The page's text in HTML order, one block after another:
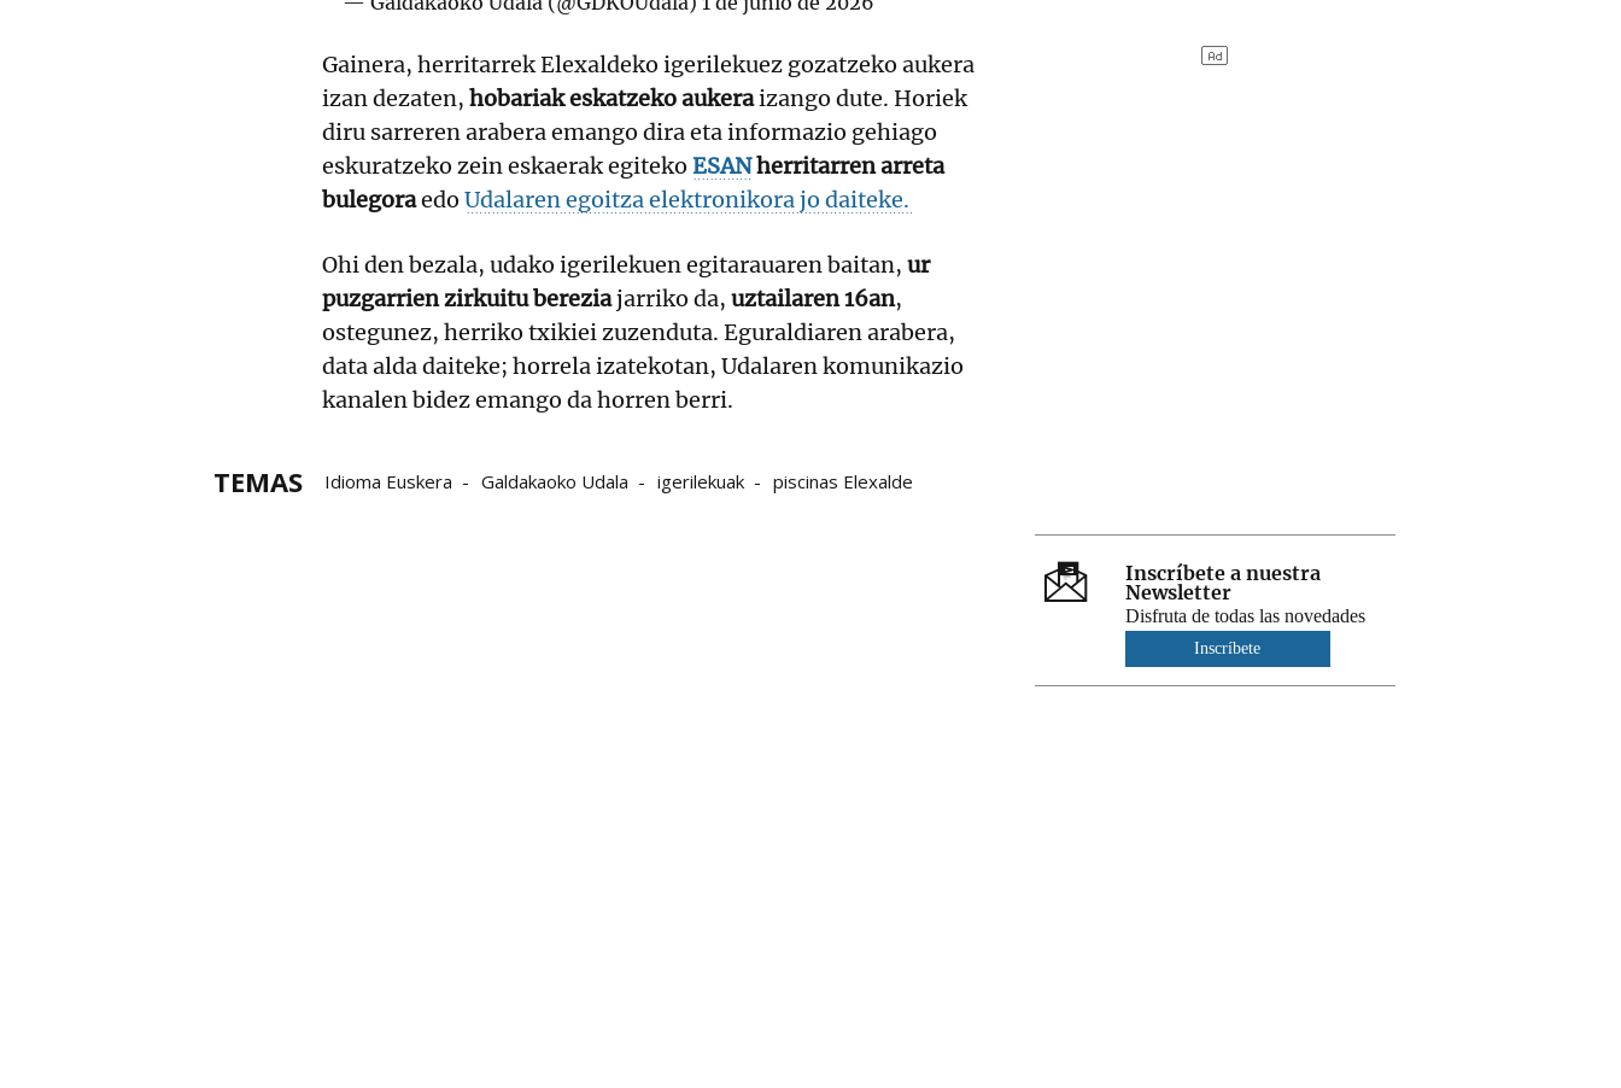
Gainera, herritarrek Elexaldeko igerilekuez gozatzeko aukera
izan dezaten, hobariak eskatzeko aukeraizango dute. Horiek
diru sarreren arabera emango dira eta informazio gehiago
eskuratzeko zein eskaerak egiteko ESANherritarren arreta
bulegoraedo Udalaren egoitza elektronikora jo daiteke.
Ohi den bezala, udako igerilekuen egitarauaren baitan, ur
puzgarrien zirkuitu bereziajarriko da, uztailaren 16an,
ostegunez, herriko txikiei zuzenduta. Eguraldiaren arabera,
data alda daiteke; horrela izatekotan, Udalaren komunikazio
kanalen bidez emango da horren berri.
TEMAS Idioma Euskera Galdakaoko Udala igerilekuak piscinas Elexalde
Inscríbete a nuestra
Newsletter
Disfruta de todas las novedades
Inscríbete